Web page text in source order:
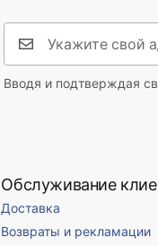
Вводя и подтверждая
Обслуживание
Доставка
Возвраты и рекламации